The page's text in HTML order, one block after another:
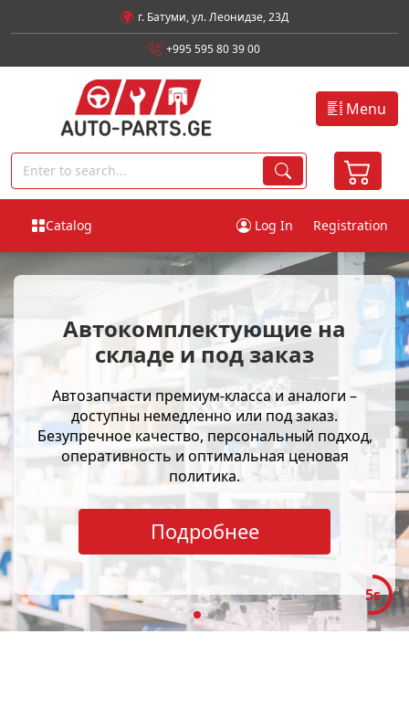
г. Батуми, ул. Леонидзе, 23Д
+995 595 80 39 00
Menu
Catalog Log In Registration
Автокомплектующие на
складе и под заказ
Автозапчасти премиум-класса и аналоги –
доступны немедленно или под заказ.
Безупречное качество, персональный подход,
оперативность и оптимальная ценовая
политика.
Подробнее
5s